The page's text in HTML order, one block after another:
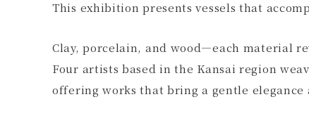
This exhibition presents vessels that
Clay, porcelain, and wood—each material
Four artists based in the Kansai region
offering works that bring a gentle